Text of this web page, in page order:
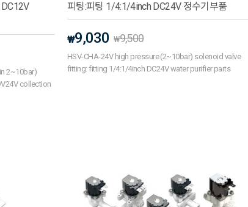
2~10bar)
collection
피팅:피팅 1/4:1/4inch DC24V 정수기부품
₩9,030 ₩9,500
HSV-CHA-24V high pressure (2~10bar) solenoid valve
fitting: fitting 1/4:1/4inch DC24V water purifier parts